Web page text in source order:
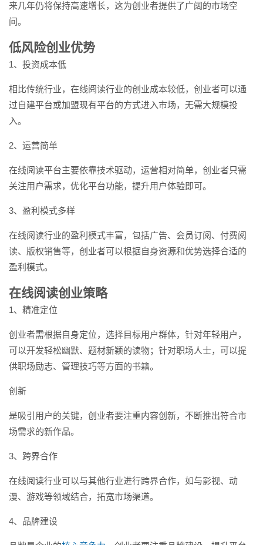
来几年仍将保持高速增长，这为创业者提供了广阔的市场空
间。
低风险创业优势
1、投资成本低
相比传统行业，在线阅读行业的创业成本较低，创业者可以通
过自建平台或加盟现有平台的方式进入市场，无需大规模投
入。
2、运营简单
在线阅读平台主要依靠技术驱动，运营相对简单，创业者只需
关注用户需求，优化平台功能，提升用户体验即可。
3、盈利模式多样
在线阅读行业的盈利模式丰富，包括广告、会员订阅、付费阅
读、版权销售等，创业者可以根据自身资源和优势选择合适的
盈利模式。
在线阅读创业策略
1、精准定位
创业者需根据自身定位，选择目标用户群体，针对年轻用户，
可以开发轻松幽默、题材新颖的读物；针对职场人士，可以提
供职场励志、管理技巧等方面的书籍。
创新
是吸引用户的关键，创业者要注重内容创新，不断推出符合市
场需求的新作品。
3、跨界合作
在线阅读行业可以与其他行业进行跨界合作，如与影视、动
漫、游戏等领域结合，拓宽市场渠道。
4、品牌建设